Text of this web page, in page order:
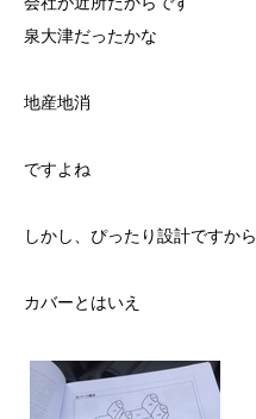
泉大津だったかな
地産地消
ですよね
しかし、ぴったり設計ですから
カバーとはいえ